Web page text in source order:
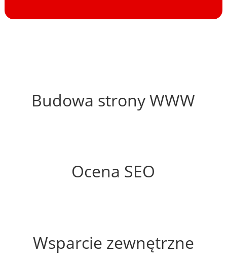
Budowa strony WWW
Ocena SEO
Wsparcie zewnętrzne